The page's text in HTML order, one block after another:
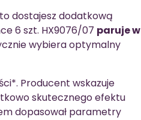
dostajesz dodatkową
6 szt. HX9076/07 paruje w
wybiera optymalny
Producent wskazuje
skutecznego efektu
dopasował parametry